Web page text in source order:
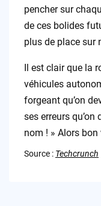
pencher sur
de ces bolides
plus de place sur
Il est clair que la
véhicules
forgeant qu’on
ses erreurs
nom ! » Alors
Source : Techcrunch